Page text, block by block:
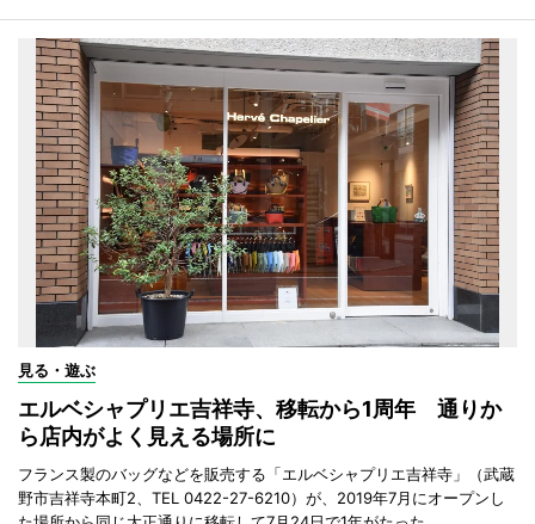
見る・遊ぶ
エルベシャプリエ吉祥寺、移転から1周年 通りか
ら店内がよく見える場所に
フランス製のバッグなどを販売する「エルベシャプリエ吉祥寺」（武蔵
野市吉祥寺本町2、TEL 0422-27-6210）が、2019年7月にオープンし